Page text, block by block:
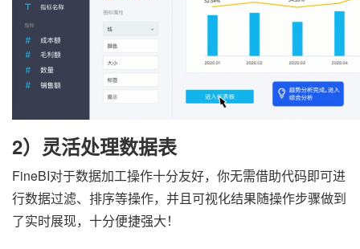
2）灵活处理数据表
FineBI对于数据加工操作十分友好，你无需借助代码即可进
行数据过滤、排序等操作，并且可视化结果随操作步骤做到
了实时展现，十分便捷强大！